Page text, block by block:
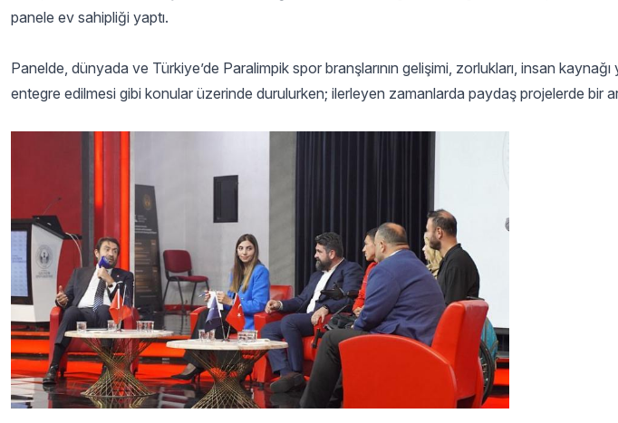
panele ev sahipliği yaptı.
Panelde, dünyada ve Türkiye’de Paralimpik spor branşlarının gelişimi, zorlukları, insan
entegre edilmesi gibi konular üzerinde durulurken; ilerleyen zamanlarda paydaş projelerde bir